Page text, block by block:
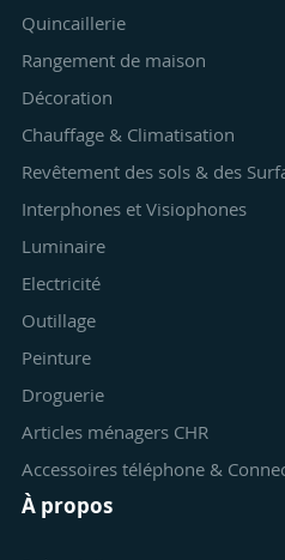
Quincaillerie
Rangement de maison
Décoration
Chauffage & Climatisation
Revêtement des sols & des
Interphones et Visiophones
Luminaire
Electricité
Outillage
Peinture
Droguerie
Articles ménagers CHR
Accessoires téléphone &
À propos